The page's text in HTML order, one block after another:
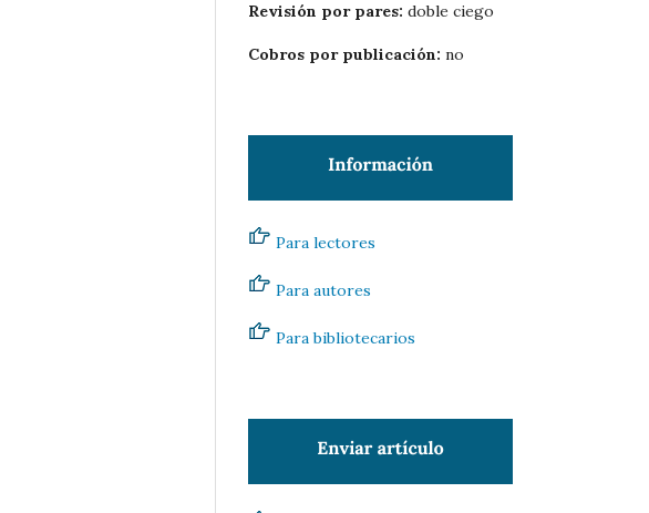
Revisión por pares: doble ciego
Cobros por publicación: no
Para lectores
Para autores
Para bibliotecarios